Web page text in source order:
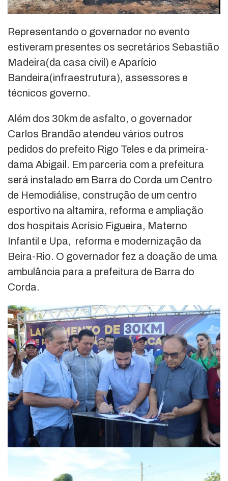
Representando o governador no evento
estiveram presentes os secretários Sebastião
Madeira(da casa civil) e Aparício
Bandeira(infraestrutura), assessores e
técnicos governo.
Além dos 30km de asfalto, o governador
Carlos Brandão atendeu vários outros
pedidos do prefeito Rigo Teles e da primeira-
dama Abigail. Em parceria com a prefeitura
será instalado em Barra do Corda um Centro
de Hemodiálise, construção de um centro
esportivo na altamira, reforma e ampliação
dos hospitais Acrísio Figueira, Materno
Infantil e Upa, reforma e modernização da
Beira-Rio. O governador fez a doação de uma
ambulância para a prefeitura de Barra do
Corda.